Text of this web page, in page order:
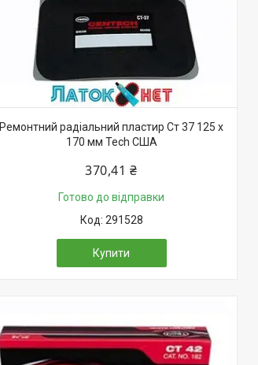
Ремонтний радіальний пластир Ст 37 125 х
170 мм Tech США
370,41 ₴
Готово до відправки
291528
Купити